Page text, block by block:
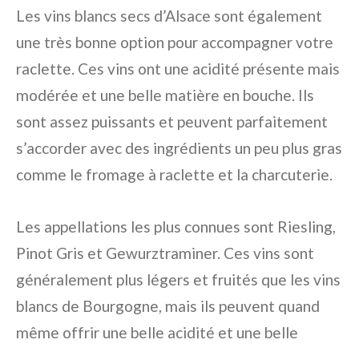
Les vins blancs secs d’Alsace sont également
une très bonne option pour accompagner votre
raclette. Ces vins ont une acidité présente mais
modérée et une belle matière en bouche. Ils
sont assez puissants et peuvent parfaitement
s’accorder avec des ingrédients un peu plus gras
comme le fromage à raclette et la charcuterie.
Les appellations les plus connues sont Riesling,
Pinot Gris et Gewurztraminer. Ces vins sont
généralement plus légers et fruités que les vins
blancs de Bourgogne, mais ils peuvent quand
même offrir une belle acidité et une belle